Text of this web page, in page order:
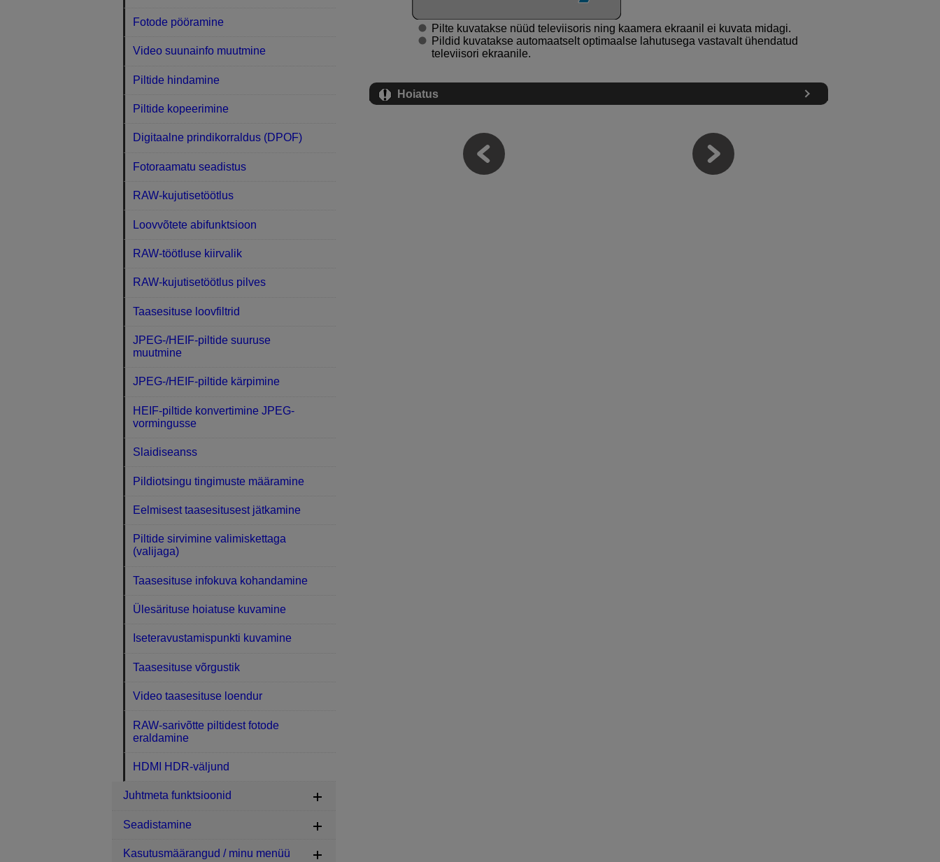
Pilte kuvatakse nüüd televiisoris ning kaamera ekraanil ei kuvata midagi.
Pildid kuvatakse automaatselt optimaalse lahutusega vastavalt ühendatud
televiisori ekraanile.
Hoiatus
Fotode pööramine
Video suunainfo muutmine
Piltide hindamine
Piltide kopeerimine
Digitaalne prindikorraldus (DPOF)
Fotoraamatu seadistus
RAW-kujutisetöötlus
Loovvõtete abifunktsioon
RAW-töötluse kiirvalik
RAW-kujutisetöötlus pilves
Taasesituse loovfiltrid
JPEG-/HEIF-piltide suuruse
muutmine
JPEG-/HEIF-piltide kärpimine
HEIF-piltide konvertimine JPEG-
vormingusse
Slaidiseanss
Pildiotsingu tingimuste määramine
Eelmisest taasesitusest jätkamine
Piltide sirvimine valimiskettaga
(valijaga)
Taasesituse infokuva kohandamine
Ülesärituse hoiatuse kuvamine
Iseteravustamispunkti kuvamine
Taasesituse võrgustik
Video taasesituse loendur
RAW-sarivõtte piltidest fotode
eraldamine
HDMI HDR-väljund
Juhtmeta funktsioonid
Seadistamine
Kasutusmäärangud / minu menüü